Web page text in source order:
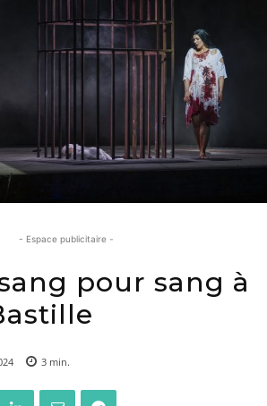
- Espace publicitaire -
pour sang à
3 min.